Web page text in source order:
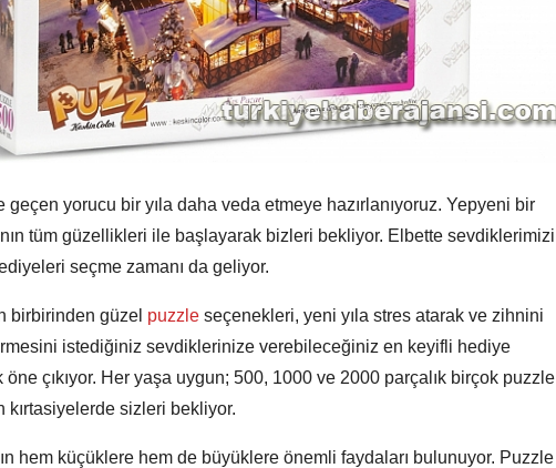
geçen yorucu bir yıla daha veda etmeye hazırlanıyoruz. Yepyeni bir
tüm güzellikleri ile başlayarak bizleri bekliyor. Elbette sevdiklerimizi
seçme zamanı da geliyor.
birbirinden güzel puzzle seçenekleri, yeni yıla stres atarak ve zihnini
istediğiniz sevdiklerinize verebileceğiniz en keyifli hediye
çıkıyor. Her yaşa uygun; 500, 1000 ve 2000 parçalık birçok puzzle
kırtasiyelerde sizleri bekliyor.
hem küçüklere hem de büyüklere önemli faydaları bulunuyor. Puzzle